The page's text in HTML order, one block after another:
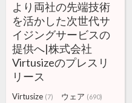
より両社の先端技術
を活かした次世代サ
イジングサービスの
提供へ|株式会社
Virtusizeのプレスリ
リース
Virtusize (7) ウェア (690)